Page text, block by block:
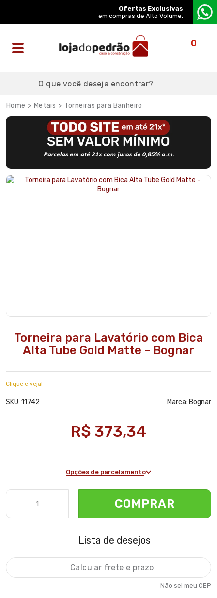
Ofertas Exclusivas
em compras de Alto Volume.
0
Metais Torneiras para Banheiro
Torneira para Lavatório com Bica
Alta Tube Gold Matte - Bognar
Clique e veja!
SKU: 11742 Marca: Bognar
R$ 373,34
Opções de parcelamento
COMPRAR
Lista de desejos
Não sei meu CEP